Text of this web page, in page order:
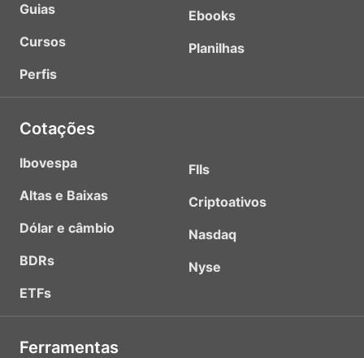
Guias
Cursos
Perfis
Ebooks
Planilhas
Cotações
Ibovespa
Altas e Baixas
Dólar e câmbio
BDRs
ETFs
FIIs
Criptoativos
Nasdaq
Nyse
Ferramentas